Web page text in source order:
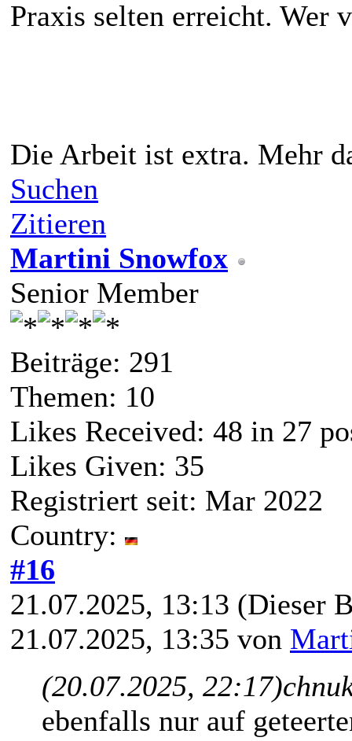
Praxis selten erreicht. Wer
Die Arbeit ist extra. Mehr
Suchen
Zitieren
Martini Snowfox
Senior Member
Beiträge: 291
Themen: 10
Likes Received: 48 in 27
Likes Given: 35
Registriert seit: Mar 2022
Country:
#16
21.07.2025, 13:13 (Dieser
21.07.2025, 13:35 von
(20.07.2025, 22:17)
ebenfalls nur auf